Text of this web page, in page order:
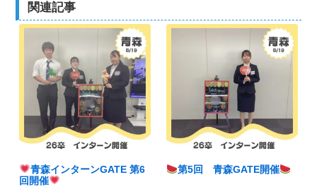
関連記事
青森インターンGATE 第6
回開催
第5回 青森GATE開催